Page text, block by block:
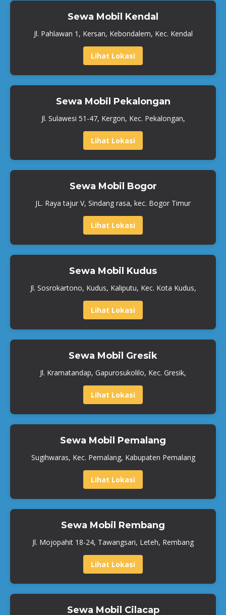
Sewa Mobil Kendal
Jl. Pahlawan 1, Kersan, Kebondalem, Kec. Kendal
Lihat Lokasi
Sewa Mobil Pekalongan
Jl. Sulawesi 51-47, Kergon, Kec. Pekalongan,
Lihat Lokasi
Sewa Mobil Bogor
JL. Raya tajur V, Sindang rasa, kec. Bogor Timur
Lihat Lokasi
Sewa Mobil Kudus
Jl. Sosrokartono, Kudus, Kaliputu, Kec. Kota Kudus,
Lihat Lokasi
Sewa Mobil Gresik
Jl. Kramatandap, Gapurosukolilo, Kec. Gresik,
Lihat Lokasi
Sewa Mobil Pemalang
Sugihwaras, Kec. Pemalang, Kabupaten Pemalang
Lihat Lokasi
Sewa Mobil Rembang
Jl. Mojopahit 18-24, Tawangsari, Leteh, Rembang
Lihat Lokasi
Sewa Mobil Cilacap